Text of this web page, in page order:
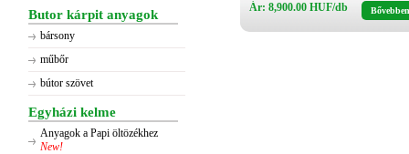
Butor kárpit anyagok
bársony
műbőr
bútor szövet
Egyházi kelme
Anyagok a Papi öltözékhez
New!
Ár: 8,900.00 HUF/db Bővebben